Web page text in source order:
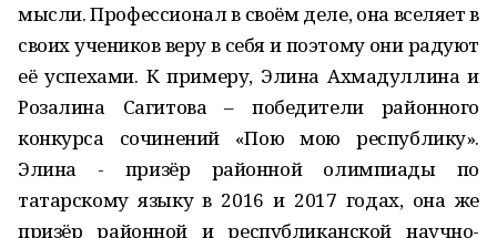
мысли. Профессионал в своём деле, она вселяет в
своих учеников веру в себя и поэтому они радуют
её успехами. К примеру, Элина Ахмадуллина и
Розалина Сагитова – победители районного
конкурса сочинений «Пою мою республику».
Элина - призёр районной олимпиады по
татарскому языку в 2016 и 2017 годах, она же
призёр районной и республиканской научно-